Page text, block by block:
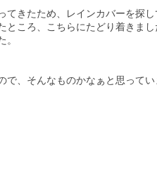
きたため、レインカバーを探し
ころ、こちらにたどり着きまし
、そんなものかなぁと思ってい